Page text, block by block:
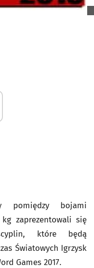
pomiędzy bojami
zaprezentowali się
które będą
Światowych Igrzysk
Games 2017.